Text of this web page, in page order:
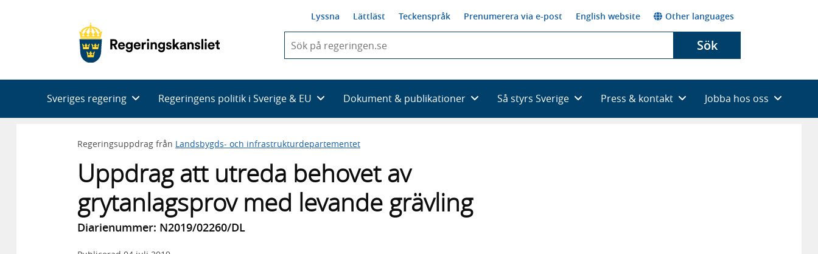
Lyssna Lättläst Teckenspråk Prenumerera via e-post English website Other languages
du
skriva
framträder
en
med
Sök
Sveriges regering Regeringens politik i Sverige & EU Dokument & publikationer Så styrs Sverige Press & kontakt Jobba hos oss
Regeringsuppdrag från Landsbygds- och infrastrukturdepartementet
Uppdrag att utreda behovet av
grytanlagsprov med levande grävling
Diarienummer: N2019/02260/DL